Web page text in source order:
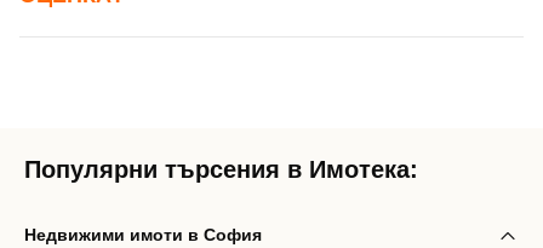
Популярни търсения в Имотека:
Недвижими имоти в София